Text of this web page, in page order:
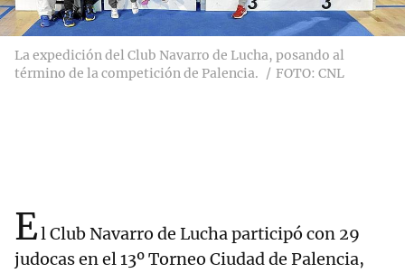
La expedición del Club Navarro de Lucha, posando al
término de la competición de Palencia.
FOTO: CNL
El Club Navarro de Lucha participó con 29
judocas en el 13º Torneo Ciudad de Palencia,